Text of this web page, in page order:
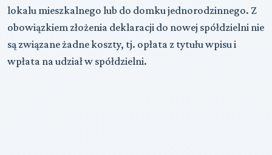
lokalu mieszkalnego lub do domku jednorodzinnego. Z
obowiązkiem złożenia deklaracji do nowej spółdzielni nie
są związane żadne koszty, tj. opłata z tytułu wpisu i
wpłata na udział w spółdzielni.